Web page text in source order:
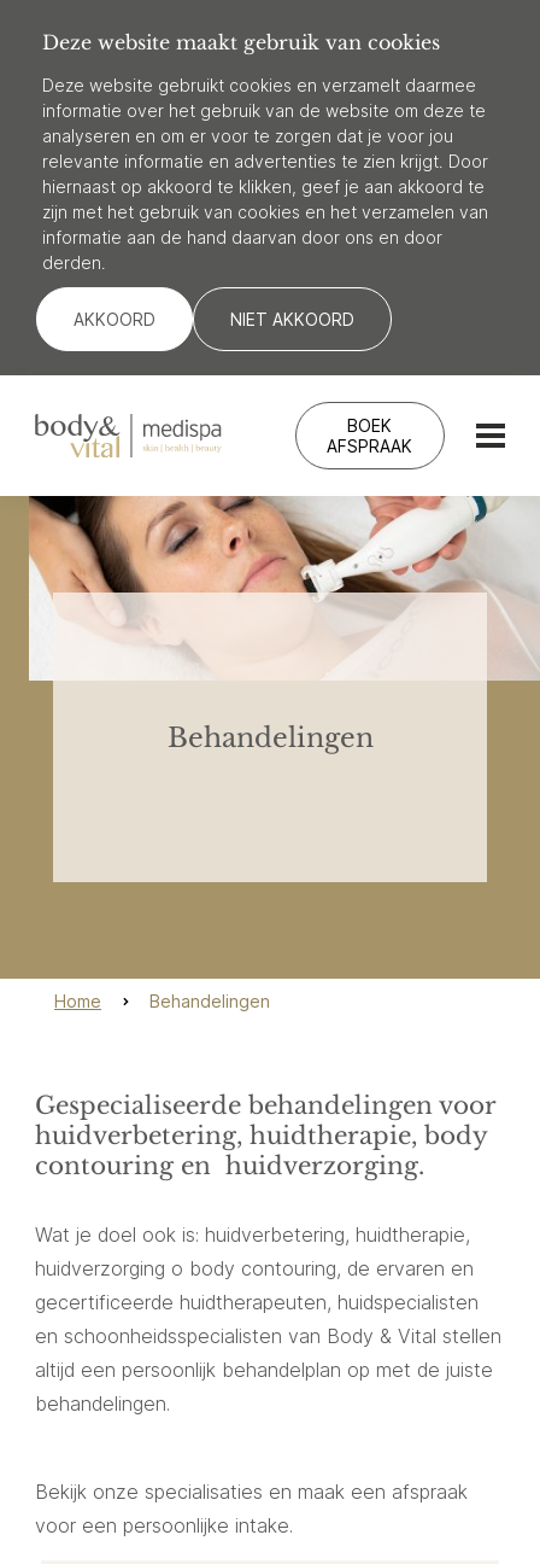
Deze website maakt gebruik van cookies
Deze website gebruikt cookies en verzamelt daarmee
informatie over het gebruik van de website om deze te
analyseren en om er voor te zorgen dat je voor jou
relevante informatie en advertenties te zien krijgt. Door
hiernaast op akkoord te klikken, geef je aan akkoord te
zijn met het gebruik van cookies en het verzamelen van
informatie aan de hand daarvan door ons en door
derden.
AKKOORD NIET AKKOORD
BOEK
AFSPRAAK
Behandelingen
Home Behandelingen
Gespecialiseerde behandelingen voor
huidverbetering, huidtherapie, body
contouring en huidverzorging.
Wat je doel ook is: huidverbetering, huidtherapie,
huidverzorging o body contouring, de ervaren en
gecertificeerde huidtherapeuten, huidspecialisten
en schoonheidsspecialisten van Body & Vital stellen
altijd een persoonlijk behandelplan op met de juiste
behandelingen.
Bekijk onze specialisaties en maak een afspraak
voor een persoonlijke intake.